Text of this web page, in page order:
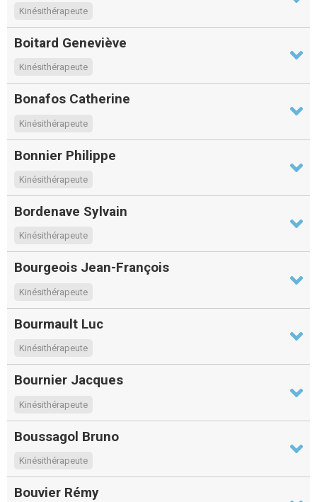
Kinésithérapeute
Boitard Geneviève
Kinésithérapeute
Bonafos Catherine
Kinésithérapeute
Bonnier Philippe
Kinésithérapeute
Bordenave Sylvain
Kinésithérapeute
Bourgeois Jean-François
Kinésithérapeute
Bourmault Luc
Kinésithérapeute
Bournier Jacques
Kinésithérapeute
Boussagol Bruno
Kinésithérapeute
Bouvier Rémy